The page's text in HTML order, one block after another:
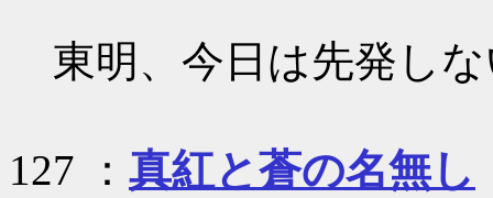
東明、今日は先発し
127 ： 真紅と蒼の名無し